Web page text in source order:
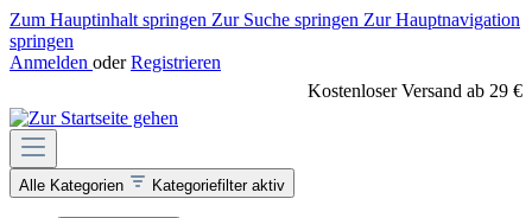
Zum Hauptinhalt springen Zur Suche springen Zur Hauptnavigation
springen
Anmelden oder Registrieren
Kostenloser Versand ab 29 €
Alle Kategorien Kategoriefilter aktiv